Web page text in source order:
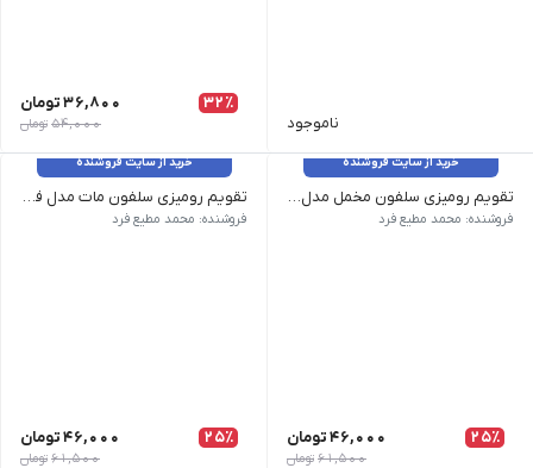
ناموجود
32٪ 36,800تومان
54,000 تومان
خرید از سایت فروشنده
تقویم رومیزی سلفون مخمل مدل گلدن 1404 سپهران کد 1304 ابعاد صفحات : 11/5 * 23| ابعاد پایه : 16 * 23 13 برگ همراه با نخست 250 گرم همراه با روکش سلفون مخمل و چاپ طلاکوب| صفحات گلاسه 200 گرم با چاپ طلاکوب صحافی با مقوای استاندارد 2 میل و فنر 2 تکه|
فروشنده: محمد مطیع فرد
25٪ 46,000تومان
61,500 تومان
خرید از سایت فروشنده
تقویم رومیزی سلفون مات مدل فلورا 1404 سپهران کد 1310 ابعاد صفحات : 11 * 16 | ابعاد یادداشت : 11 * 7 13 برگ همراه با نخست 250 گرم همراه با روکش سلفون مات و یووی موضعی |برجسته 30 برگ یادداشت تحریر خارجی همراه با چاپ تک رنگ مشکی صفحات گلاسه 200 گرم خارجی همراه با 4 رنگ پشت و رو|
فروشنده: محمد مطیع فرد
25٪ 46,000تومان
61,500 تومان